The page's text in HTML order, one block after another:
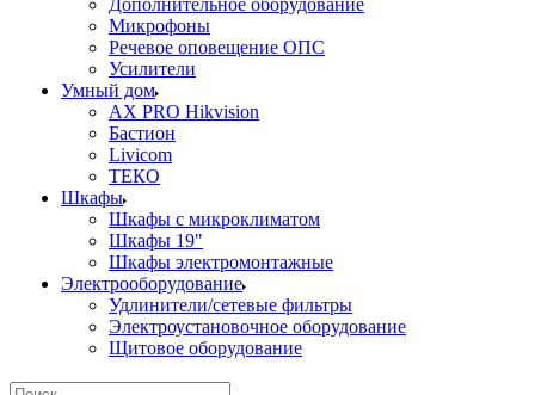
Дополнительное оборудование
Микрофоны
Речевое оповещение ОПС
Усилители
Умный дом
AX PRO Hikvision
Бастион
Livicom
ТЕКО
Шкафы
Шкафы с микроклиматом
Шкафы 19"
Шкафы электромонтажные
Электрооборудование
Удлинители/сетевые фильтры
Электроустановочное оборудование
Щитовое оборудование